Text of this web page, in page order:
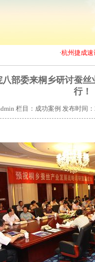
杭州捷成速记
八部委来桐乡研讨蚕
行！
栏目：成功案例 发布时间